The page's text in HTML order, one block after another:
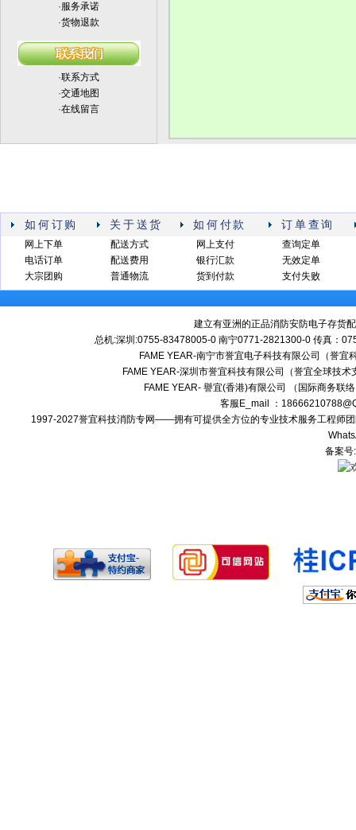
·服务承诺
·货物退款
·联系方式
·交通地图
·在线留言
如何订购 关于送货 如何付款 订单查询
网上下单
电话订单
大宗团购
配送方式
配送费用
普通物流
网上支付
银行汇款
货到付款
查询定单
无效定单
支付失败
建立有亚洲的正品消防安防电子存货
总机:深圳:0755-83478005-0 南宁0771-2821300-0 传真：
FAME YEAR-南宁市誉宜电子科技有限公司（誉
FAME YEAR-深圳市誉宜科技有限公司（誉宜全球技
FAME YEAR- 譽宜(香港)有限公司 （国际商务联
客服E_mail ：
1997-2027誉宜科技消防专网——拥有可提供全方位的专业技术服务工程师
备案